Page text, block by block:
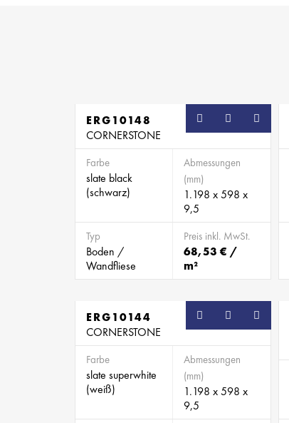
ERG10148
CORNERSTONE
Farbe
slate black
(schwarz)
Abmessungen
(mm)
1.198 x 598 x
9,5
Typ
Boden /
Wandfliese
Preis inkl. MwSt.
68,53 € /
m²
ERG10144
CORNERSTONE
Farbe
slate superwhite
(weiß)
Abmessungen
(mm)
1.198 x 598 x
9,5